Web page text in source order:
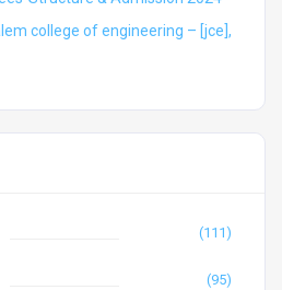
college of engineering – [jce],
(111)
(95)